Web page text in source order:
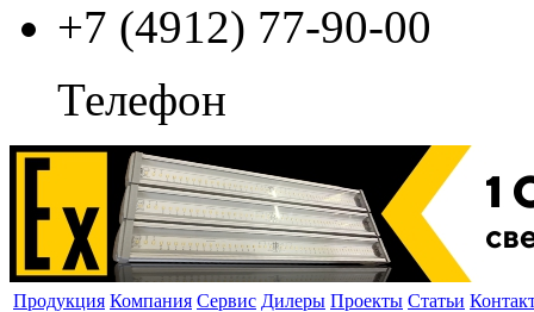
+7 (4912) 77-90-00
Телефон
Продукция Компания Сервис Дилеры Проекты Статьи